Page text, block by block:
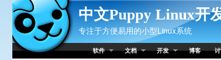
Skip to Content
中文Puppy Linux开
专注于方便易用的小型Linux系统
软件 文档 开发 博客